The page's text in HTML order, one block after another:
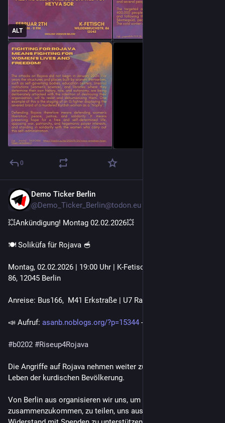
ALT
0
Demo Ticker Berlin
@Demo_Ticker_Berlin@todon.eu
💥Ankündigung! Montag 02.02.2026💥
🍽 Soliküfa für Rojava 🥣
Montag, 02.02.2026 | 19:00 Uhr | K-Fetisch, Wildenbruchstraße
86, 12045 Berlin
Anreise: Bus166,  M41 Erkstraße | U7 Rathaus Neukölln
📣 Aufruf: asanb.noblogs.org/?p=15344 - @sorjuanas_berlin
#b0202 #Riseup4Rojava
Die Angriffe auf Rojava nehmen weiter zu und zerstören das
Leben der kurdischen Bevölkerung.
Von Berlin aus organisieren wir uns, um
zusammenzukommen, zu teilen, uns auszutauschen und den